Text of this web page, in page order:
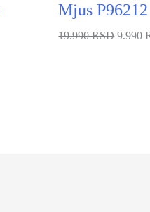
Mjus
19.990 RSD 9.990